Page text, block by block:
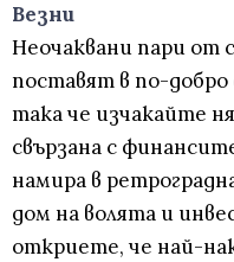
Везни
Неочаквани пари от
поставят в по-
така че изчакайте
свързана с
намира в
дом на волята и
откриете, че най-